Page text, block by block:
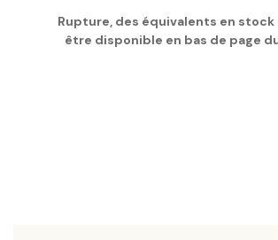
Rupture, des équivalents en
être disponible en bas de page